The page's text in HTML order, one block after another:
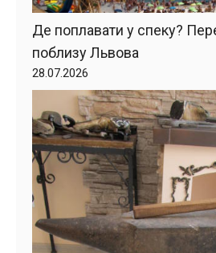
Де поплавати у спеку?
поблизу Львова
28.07.2026